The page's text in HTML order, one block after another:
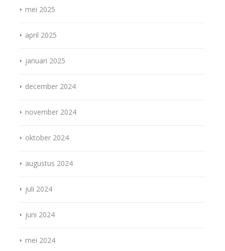
mei 2025
april 2025
januari 2025
december 2024
november 2024
oktober 2024
augustus 2024
juli 2024
juni 2024
mei 2024